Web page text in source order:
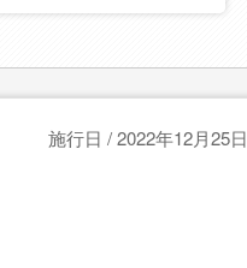
施行日 / 2022年12月25日